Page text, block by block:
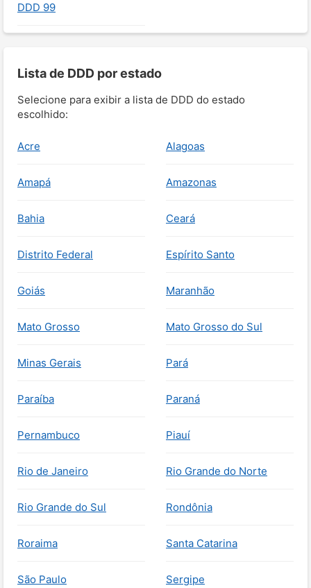
DDD 99
Lista de DDD por estado
Selecione para exibir a lista de DDD do estado
escolhido:
Acre Alagoas
Amapá Amazonas
Bahia Ceará
Distrito Federal Espírito Santo
Goiás Maranhão
Mato Grosso Mato Grosso do Sul
Minas Gerais Pará
Paraíba Paraná
Pernambuco Piauí
Rio de Janeiro Rio Grande do Norte
Rio Grande do Sul Rondônia
Roraima Santa Catarina
São Paulo Sergipe